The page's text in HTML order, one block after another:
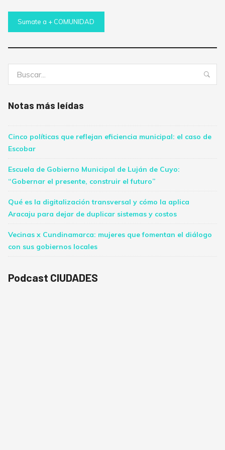
Sumate a + COMUNIDAD
Notas más leídas
Cinco políticas que reflejan eficiencia municipal: el caso de
Escobar
Escuela de Gobierno Municipal de Luján de Cuyo:
“Gobernar el presente, construir el futuro”
Qué es la digitalización transversal y cómo la aplica
Aracaju para dejar de duplicar sistemas y costos
Vecinas x Cundinamarca: mujeres que fomentan el diálogo
con sus gobiernos locales
Podcast CIUDADES